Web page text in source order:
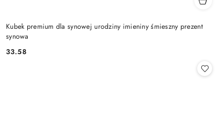
Kubek premium dla synowej urodziny imieniny śmieszny prezent
synowa
Cena:
33.58